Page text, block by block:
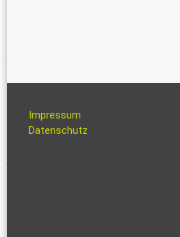
Impressum
Datenschutz